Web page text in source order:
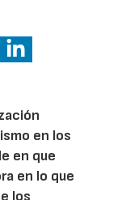
en los
en que
en lo que
los